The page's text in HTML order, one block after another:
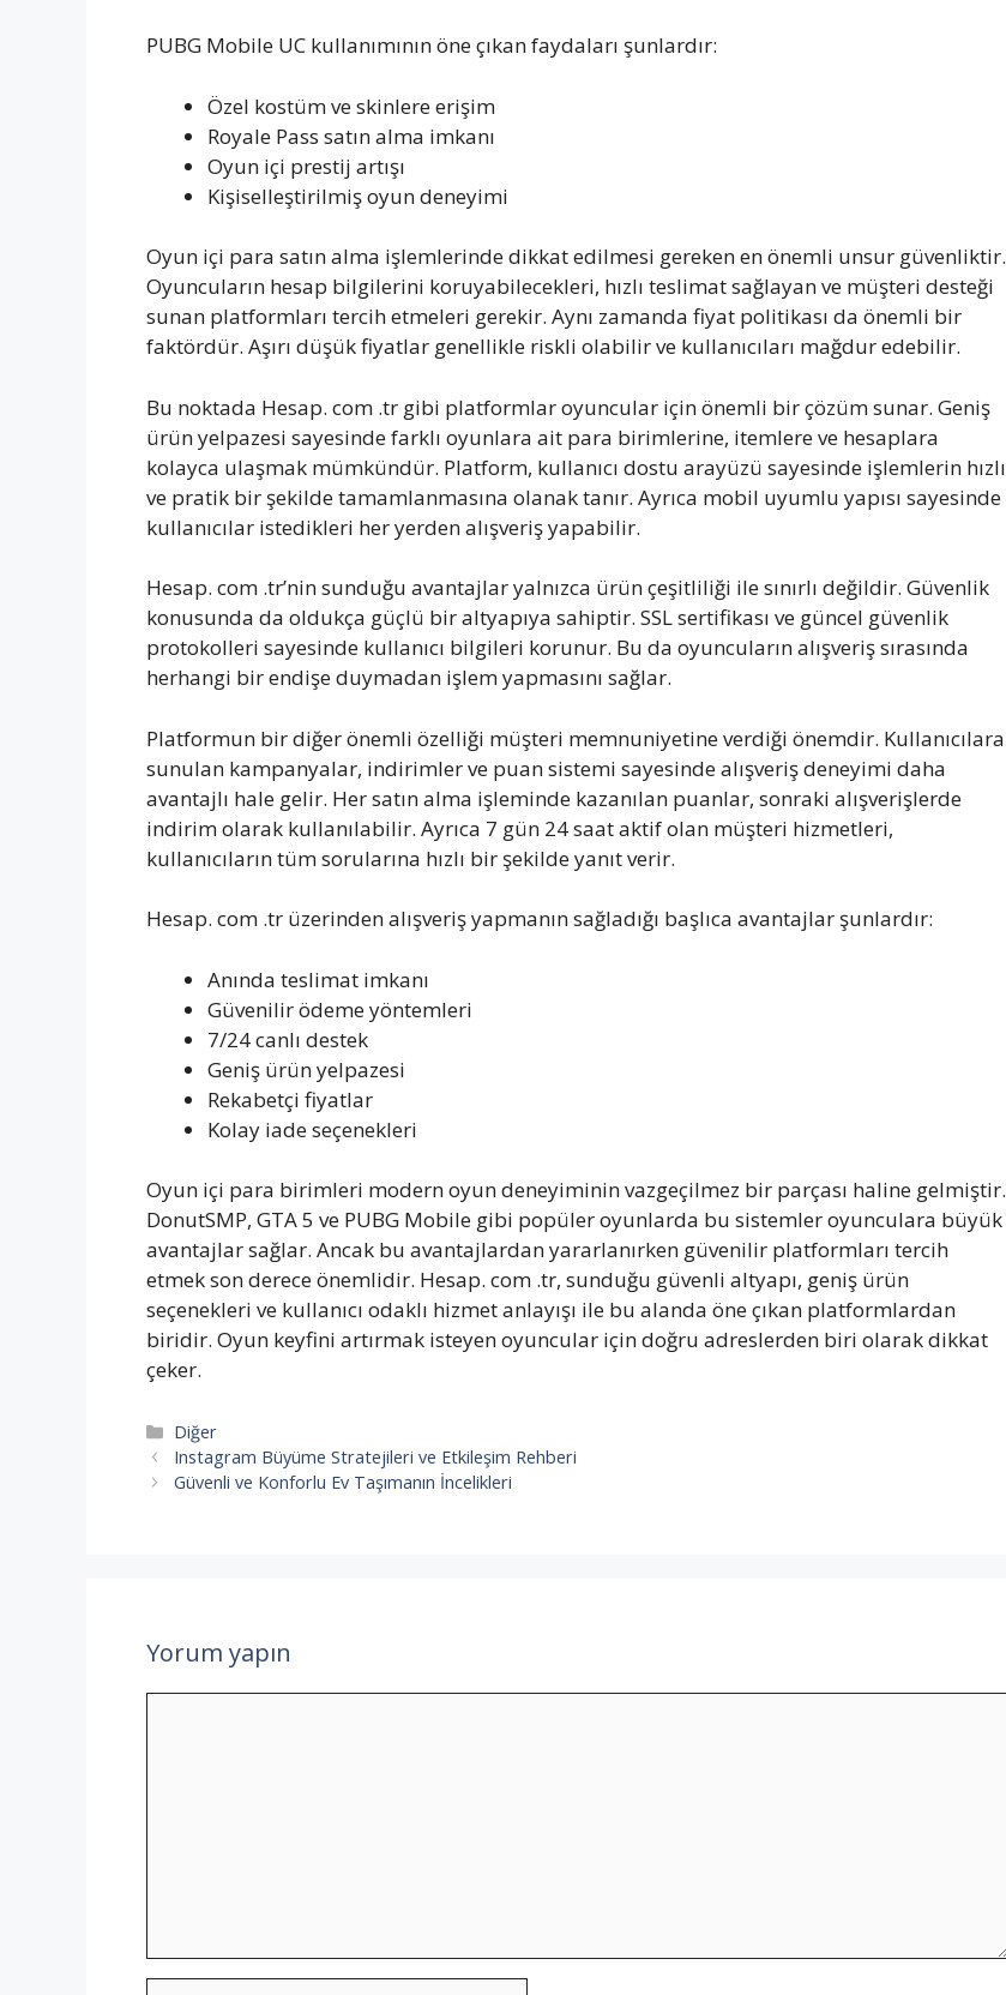
PUBG Mobile UC kullanımının öne çıkan faydaları şunlardır:
Özel kostüm ve skinlere erişim
Royale Pass satın alma imkanı
Oyun içi prestij artışı
Kişiselleştirilmiş oyun deneyimi
Oyun içi para satın alma işlemlerinde dikkat edilmesi gereken en önemli unsur güvenliktir.
Oyuncuların hesap bilgilerini koruyabilecekleri, hızlı teslimat sağlayan ve müşteri desteği
sunan platformları tercih etmeleri gerekir. Aynı zamanda fiyat politikası da önemli bir
faktördür. Aşırı düşük fiyatlar genellikle riskli olabilir ve kullanıcıları mağdur edebilir.
Bu noktada Hesap. com .tr gibi platformlar oyuncular için önemli bir çözüm sunar. Geniş
ürün yelpazesi sayesinde farklı oyunlara ait para birimlerine, itemlere ve hesaplara
kolayca ulaşmak mümkündür. Platform, kullanıcı dostu arayüzü sayesinde işlemlerin hızlı
ve pratik bir şekilde tamamlanmasına olanak tanır. Ayrıca mobil uyumlu yapısı sayesinde
kullanıcılar istedikleri her yerden alışveriş yapabilir.
Hesap. com .tr’nin sunduğu avantajlar yalnızca ürün çeşitliliği ile sınırlı değildir. Güvenlik
konusunda da oldukça güçlü bir altyapıya sahiptir. SSL sertifikası ve güncel güvenlik
protokolleri sayesinde kullanıcı bilgileri korunur. Bu da oyuncuların alışveriş sırasında
herhangi bir endişe duymadan işlem yapmasını sağlar.
Platformun bir diğer önemli özelliği müşteri memnuniyetine verdiği önemdir. Kullanıcılara
sunulan kampanyalar, indirimler ve puan sistemi sayesinde alışveriş deneyimi daha
avantajlı hale gelir. Her satın alma işleminde kazanılan puanlar, sonraki alışverişlerde
indirim olarak kullanılabilir. Ayrıca 7 gün 24 saat aktif olan müşteri hizmetleri,
kullanıcıların tüm sorularına hızlı bir şekilde yanıt verir.
Hesap. com .tr üzerinden alışveriş yapmanın sağladığı başlıca avantajlar şunlardır:
Anında teslimat imkanı
Güvenilir ödeme yöntemleri
7/24 canlı destek
Geniş ürün yelpazesi
Rekabetçi fiyatlar
Kolay iade seçenekleri
Oyun içi para birimleri modern oyun deneyiminin vazgeçilmez bir parçası haline gelmiştir.
DonutSMP, GTA 5 ve PUBG Mobile gibi popüler oyunlarda bu sistemler oyunculara büyük
avantajlar sağlar. Ancak bu avantajlardan yararlanırken güvenilir platformları tercih
etmek son derece önemlidir. Hesap. com .tr, sunduğu güvenli altyapı, geniş ürün
seçenekleri ve kullanıcı odaklı hizmet anlayışı ile bu alanda öne çıkan platformlardan
biridir. Oyun keyfini artırmak isteyen oyuncular için doğru adreslerden biri olarak dikkat
çeker.
Kategoriler
Diğer
Instagram Büyüme Stratejileri ve Etkileşim Rehberi
Güvenli ve Konforlu Ev Taşımanın İncelikleri
Yorum yapın